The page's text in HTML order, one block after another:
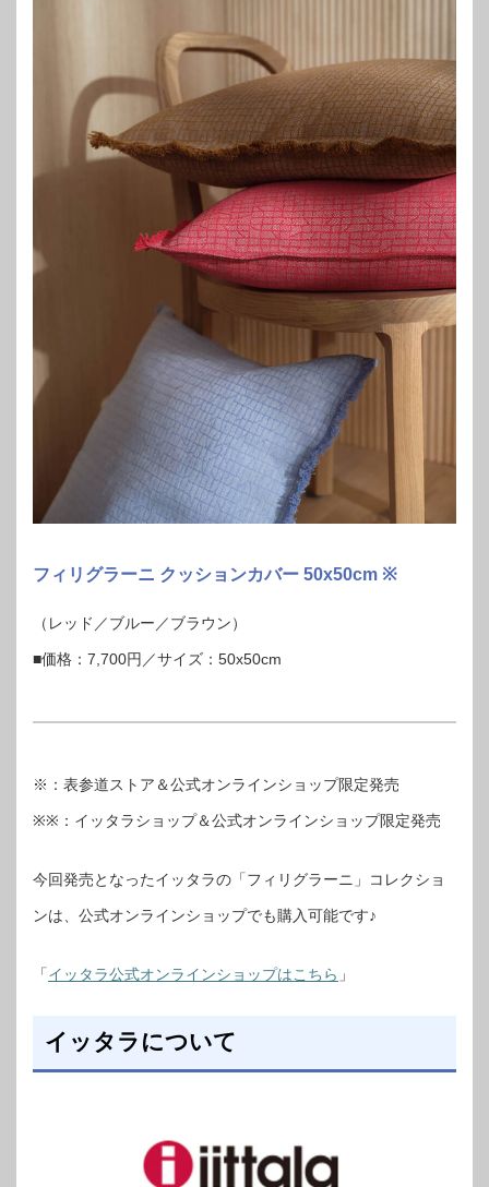
フィリグラーニ クッションカバー 50x50cm ※
（レッド／ブルー／ブラウン）
■価格：7,700円／サイズ：50x50cm
※：表参道ストア＆公式オンラインショップ限定発売
※※：イッタラショップ＆公式オンラインショップ限定発売
今回発売となったイッタラの「フィリグラーニ」コレクショ
ンは、公式オンラインショップでも購入可能です♪
「イッタラ公式オンラインショップはこちら 」
イッタラについて